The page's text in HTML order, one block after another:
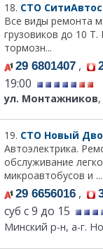
18. СТО
Все виды ремонта
грузовиков до 10
тормозн...
29 6801407 ,
19:00
ул. Монтажников,
19. СТО Новый
Автоэлектрика.
обслуживание
микроавтобусов и ...
29 6656016 ,
суб с 9 до 15
Минский р-н, а-г.